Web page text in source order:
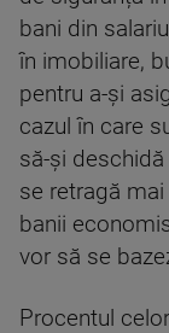
bani din
în imobiliare,
pentru a-și
cazul în care
să-și
se retragă
banii
vor să se
Procentul